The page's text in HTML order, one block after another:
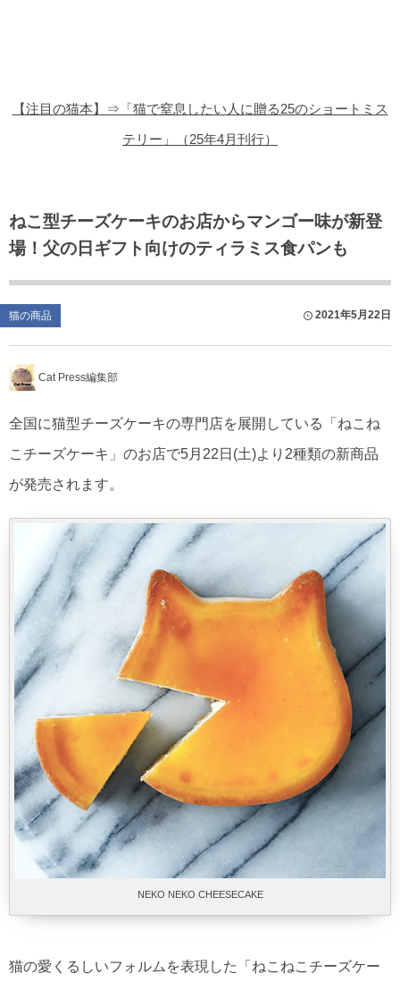
【注目の猫本】⇒「猫で窒息したい人に贈る25のショートミス
テリー」（25年4月刊行）
ねこ型チーズケーキのお店からマンゴー味が新登
場！父の日ギフト向けのティラミス食パンも
猫の商品 2021年5月22日
Cat Press編集部
全国に猫型チーズケーキの専門店を展開している「ねこね
こチーズケーキ」のお店で5月22日(土)より2種類の新商品
が発売されます。
NEKO NEKO CHEESECAKE
猫の愛くるしいフォルムを表現した「ねこねこチーズケー
猫のゲーム・アプリ
猫のフリー写真素材